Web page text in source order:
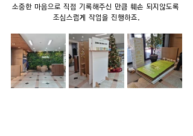
소중한 마음으로 직접 기록해주신 만큼 훼손 되지않도록
조심스럽게 작업을 진행하죠.